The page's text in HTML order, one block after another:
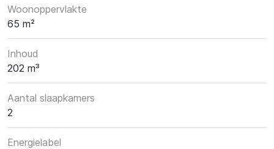
Woonoppervlakte
65 m²
Inhoud
202 m³
Aantal slaapkamers
2
Energielabel